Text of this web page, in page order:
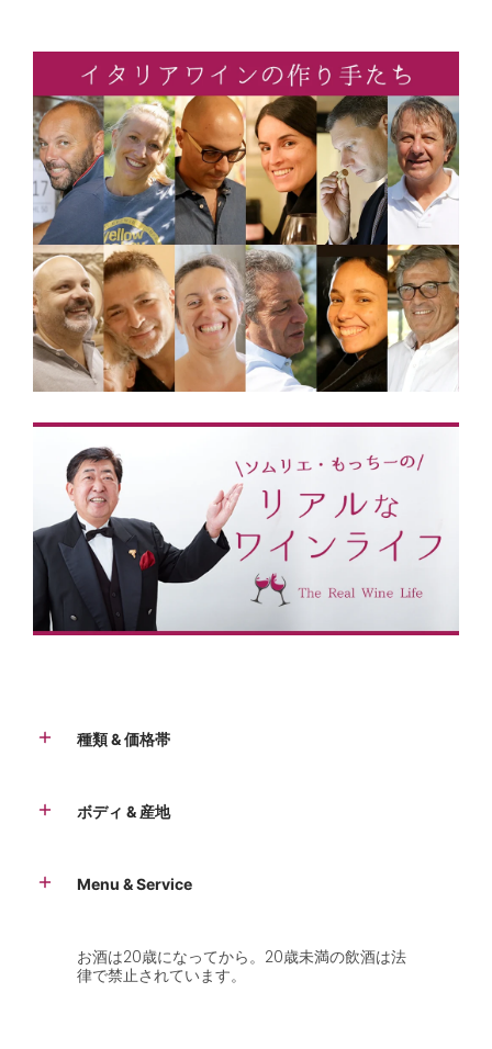
種類 & 価格帯
ボディ & 産地
Menu & Service
お酒は20歳になってから。20歳未満の飲酒は法
律で禁止されています。